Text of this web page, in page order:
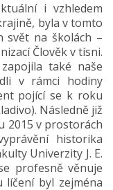
i vzhledem
byla v tomto
svět na školách –
Člověk v tísni.
také naše
v rámci hodiny
pojící se k roku
Následně již
2015 v prostorách
historika
Univerzity J. E.
profesně věnuje
líčení byl zejména